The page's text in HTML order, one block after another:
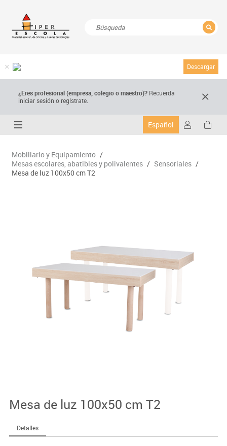
Descargar
¿Eres profesional (empresa, colegio o maestro)? Recuerda
iniciar sesión o regístrate.
Español
Mobiliario y Equipamiento /
Mesas escolares, abatibles y polivalentes / Sensoriales /
Mesa de luz 100x50 cm T2
Mesa de luz 100x50 cm T2
Detalles